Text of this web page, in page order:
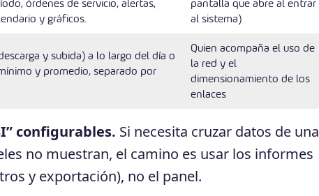
órdenes de servicio, alertas,
y gráficos.
pantalla que abre al entrar
al sistema)
y subida) a lo largo del día o
y promedio, separado por
Quien acompaña el uso de
la red y el
dimensionamiento de los
enlaces
configurables. Si necesita cruzar datos de una
no muestran, el camino es usar los informes
y exportación), no el panel.